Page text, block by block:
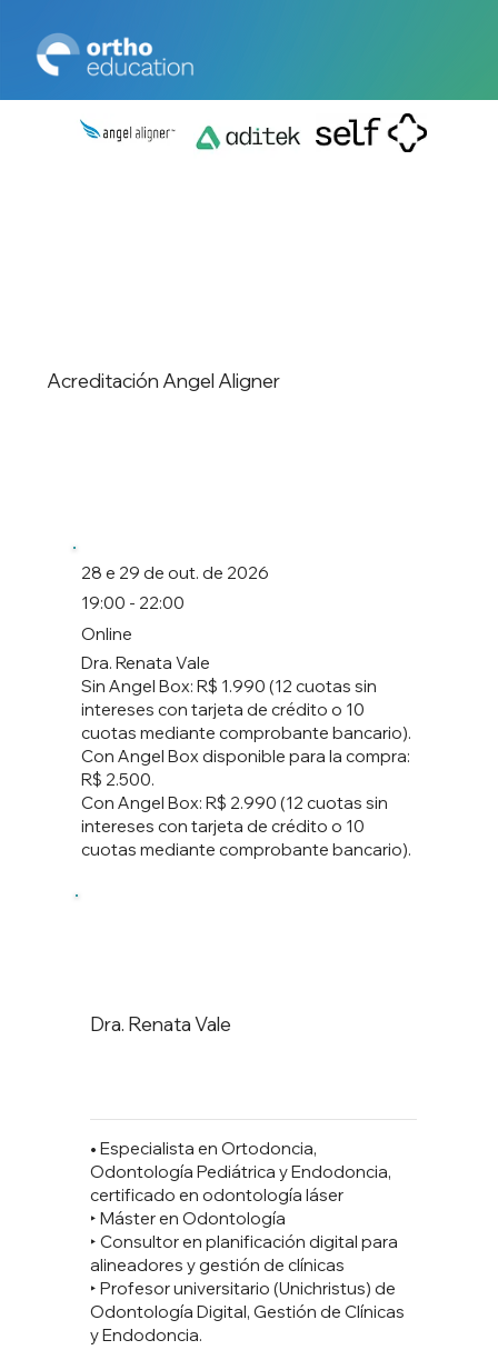
Acreditación Angel Aligner
28 e 29 de out. de 2026
19:00 - 22:00
Online
Dra. Renata Vale
Sin Angel Box: R$ 1.990 (12 cuotas sin
intereses con tarjeta de crédito o 10
cuotas mediante comprobante bancario).
Con Angel Box disponible para la compra:
R$ 2.500.
Con Angel Box: R$ 2.990 (12 cuotas sin
intereses con tarjeta de crédito o 10
cuotas mediante comprobante bancario).
Dra. Renata Vale
• Especialista en Ortodoncia,
Odontología Pediátrica y Endodoncia,
certificado en odontología láser
‣ Máster en Odontología
‣ Consultor en planificación digital para
alineadores y gestión de clínicas
‣ Profesor universitario (Unichristus) de
Odontología Digital, Gestión de Clínicas
y Endodoncia.